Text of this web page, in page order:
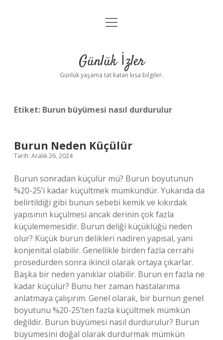
Anasayfa
Yasal Uyarı
menüyü
Günlük İzler
Günlük yaşama tat katan kısa bilgiler.
Etiket: Burun büyümesi nasıl durdurulur
Burun Neden Küçülür
Tarih: Aralık 26, 2024
Burun sonradan küçülür mü? Burun boyutunun
%20-25’i kadar küçültmek mümkündür. Yukarıda da
belirtildiği gibi bunun sebebi kemik ve kıkırdak
yapısının küçülmesi ancak derinin çok fazla
küçülememesidir. Burun deliği küçüklüğü neden
olur? Küçük burun delikleri nadiren yapısal, yani
konjenital olabilir. Genellikle birden fazla cerrahi
prosedürden sonra ikincil olarak ortaya çıkarlar.
Başka bir neden yanıklar olabilir. Burun en fazla ne
kadar küçülür? Bunu her zaman hastalarıma
anlatmaya çalışırım. Genel olarak, bir burnun genel
boyutunu %20-25’ten fazla küçültmek mümkün
değildir. Burun büyümesi nasıl durdurulur? Burun
büyümesini doğal olarak durdurmak mümkün